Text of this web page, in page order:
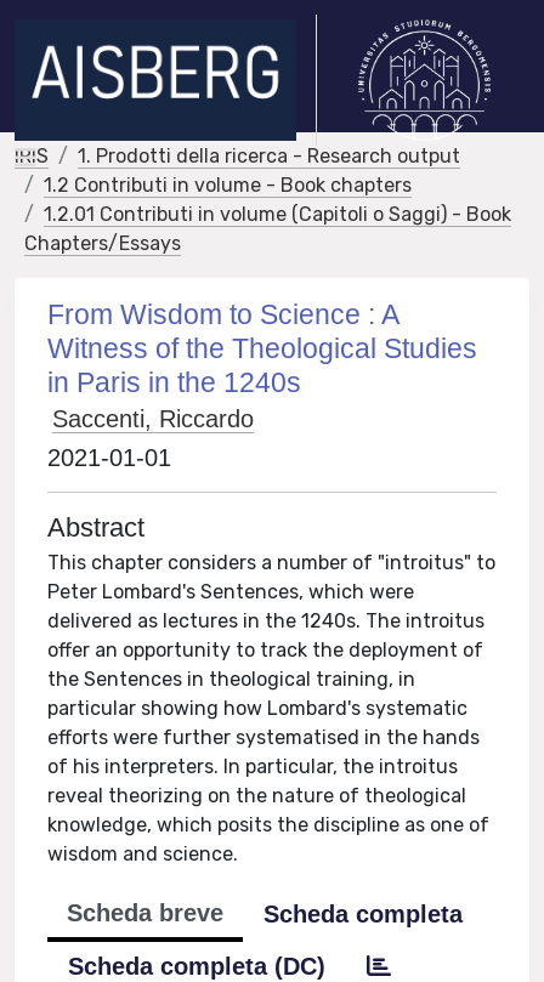
IRIS
1. Prodotti della ricerca - Research output
1.2 Contributi in volume - Book chapters
1.2.01 Contributi in volume (Capitoli o Saggi) - Book
Chapters/Essays
From Wisdom to Science : A
Witness of the Theological Studies
in Paris in the 1240s
Saccenti, Riccardo
2021-01-01
Abstract
This chapter considers a number of "introitus" to
Peter Lombard's Sentences, which were
delivered as lectures in the 1240s. The introitus
offer an opportunity to track the deployment of
the Sentences in theological training, in
particular showing how Lombard's systematic
efforts were further systematised in the hands
of his interpreters. In particular, the introitus
reveal theorizing on the nature of theological
knowledge, which posits the discipline as one of
wisdom and science.
Scheda breve
Scheda completa
Scheda completa (DC)